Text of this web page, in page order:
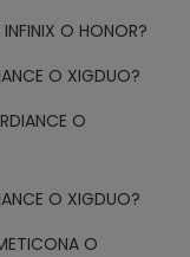
O HONOR?
O XIGDUO?
O
O XIGDUO?
O